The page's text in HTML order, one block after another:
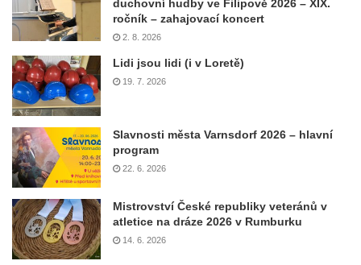
duchovní hudby ve Filipově 2026 – XIX.
ročník – zahajovací koncert
2. 8. 2026
Lidi jsou lidi (i v Loretě)
19. 7. 2026
Slavnosti města Varnsdorf 2026 – hlavní
program
22. 6. 2026
Mistrovství České republiky veteránů v
atletice na dráze 2026 v Rumburku
14. 6. 2026